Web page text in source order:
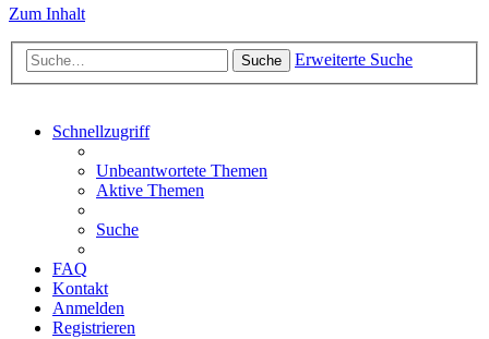
Zum Inhalt
Suche Erweiterte Suche
Schnellzugriff
Unbeantwortete Themen
Aktive Themen
Suche
FAQ
Kontakt
Anmelden
Registrieren